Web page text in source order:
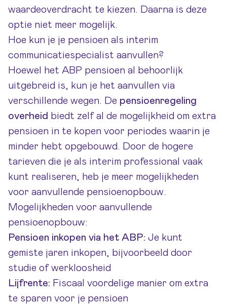
waardeoverdracht te kiezen. Daarna is deze
optie niet meer mogelijk.
Hoe kun je je pensioen als interim
communicatiespecialist aanvullen?
Hoewel het ABP pensioen al behoorlijk
uitgebreid is, kun je het aanvullen via
verschillende wegen. De pensioenregeling
overheid biedt zelf al de mogelijkheid om extra
pensioen in te kopen voor periodes waarin je
minder hebt opgebouwd. Door de hogere
tarieven die je als interim professional vaak
kunt realiseren, heb je meer mogelijkheden
voor aanvullende pensioenopbouw.
Mogelijkheden voor aanvullende
pensioenopbouw:
Pensioen inkopen via het ABP: Je kunt
gemiste jaren inkopen, bijvoorbeeld door
studie of werkloosheid
Lijfrente: Fiscaal voordelige manier om extra
te sparen voor je pensioen